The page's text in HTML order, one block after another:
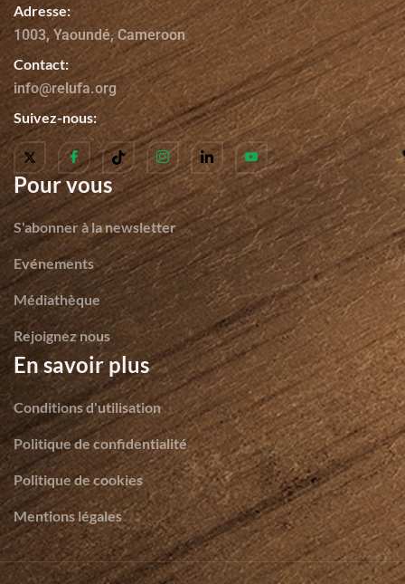
Adresse:
1003, Yaoundé, Cameroon
Contact:
info@relufa.org
Suivez-nous:
Pour vous
S'abonner à la newsletter
Evénements
Médiathèque
Rejoignez nous
En savoir plus
Conditions d'utilisation
Politique de confidentialité
Politique de cookies
Mentions légales